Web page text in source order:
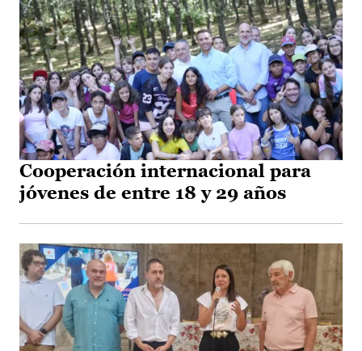
Cooperación internacional para
jóvenes de entre 18 y 29 años